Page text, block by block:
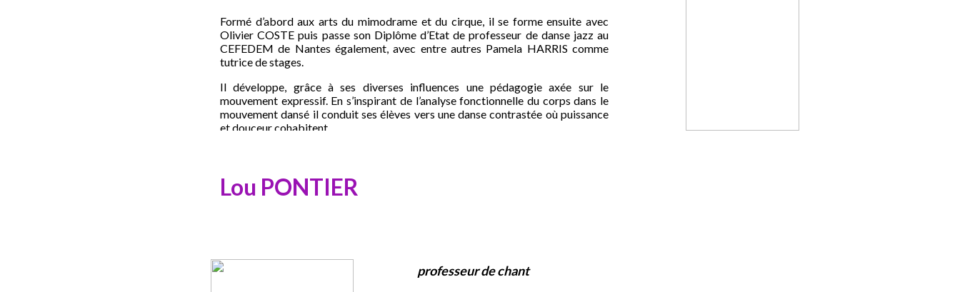
Formé d’abord aux arts du mimodrame et du cirque, il se forme ensuite avec
Olivier COSTE puis passe son Diplôme d’Etat de professeur de danse jazz au
CEFEDEM de Nantes également, avec entre autres Pamela HARRIS comme
tutrice de stages.
Il développe, grâce à ses diverses influences une pédagogie axée sur le
mouvement expressif. En s’inspirant de l’analyse fonctionnelle du corps dans le
mouvement dansé il conduit ses élèves vers une danse contrastée où puissance
et douceur cohabitent.
Lou PONTIER
professeur de chant